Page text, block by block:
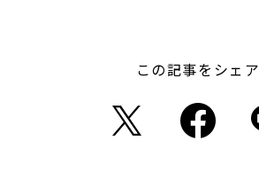
この記事をシェア